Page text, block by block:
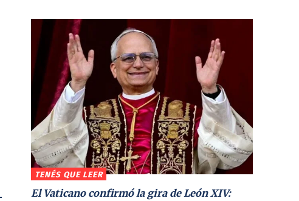
TENÉS QUE LEER
El Vaticano confirmó la gira de León XIV: